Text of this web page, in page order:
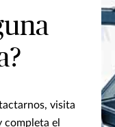
visita
completa el